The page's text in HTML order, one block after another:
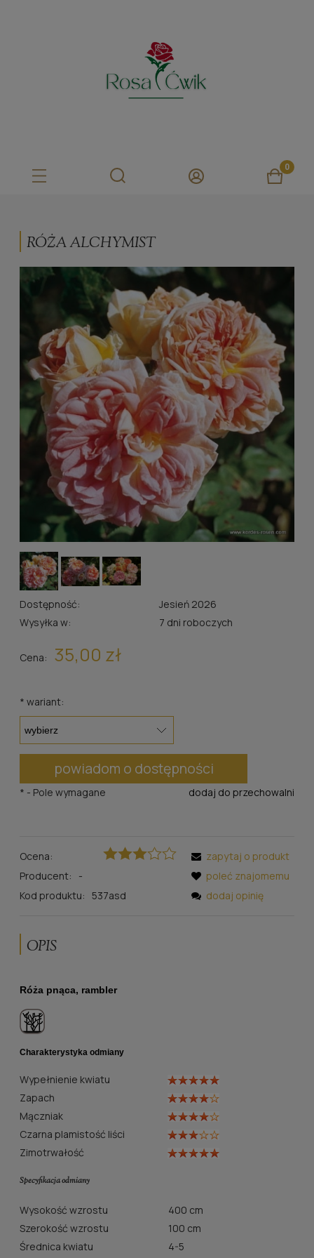
RÓŻA ALCHYMIST
Dostępność:
Jesień 2026
Wysyłka w:
7 dni roboczych
Cena: 35,00 zł
* wariant:
powiadom o dostępności
dodaj do przechowalni
* - Pole wymagane
Ocena:
Producent:
-
Kod produktu: 537asd
zapytaj o produkt
poleć znajomemu
dodaj opinię
OPIS
Róża pnąca, rambler
Charakterystyka odmiany
Wypełnienie kwiatu
Zapach
Mączniak
Czarna plamistość liści
Zimotrwałość
Specyfikacja odmiany
Wysokość wzrostu
400 cm
Szerokość wzrostu
100 cm
Średnica kwiatu
4-5